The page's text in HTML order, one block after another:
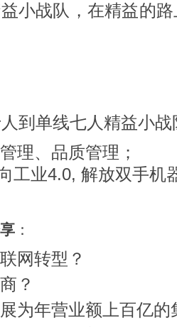
小战队，在精益的
到单线七人精益小战
理、品质管理；
工业4.0, 解放双手机
：
网转型？
？
为年营业额上百亿的